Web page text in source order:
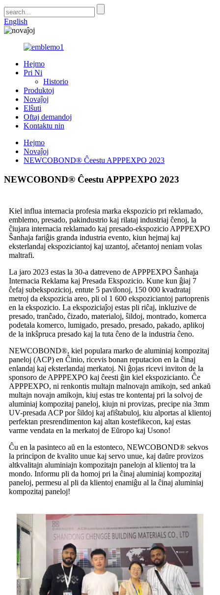
English
Hejmo
Pri Ni
Historio
Produktoj
Novaĵoj
Elŝuti
Oftaj demandoj
Kontaktu nin
Hejmo
Novaĵoj
NEWCOBOND® Ĉeestu APPPEXPO 2023
NEWCOBOND® Ĉeestu APPPEXPO 2023
Kiel influa internacia profesia marka ekspozicio pri reklamado,
emblemo, presado, pakindustrio kaj rilataj industriaj ĉenoj, la
ĉiujara internacia reklamado kaj presado-ekspozicio APPPEXPO
Ŝanhaja fariĝis granda industria evento, kiun hejmaj kaj
eksterlandaj ekspoziciantoj kaj uzantoj, aĉetantoj neniam volas
maltrafi.
La jaro 2023 estas la 30-a datreveno de APPPEXPO Ŝanhaja
Internacia Reklama kaj Presada Ekspozicio. Kune kun ĝiaj 7
ĉefaj subekspozicioj, entute 5 pavilonoj, 150 000 kvadrataj
metroj da ekspozicia areo, pli ol 1 600 ekspoziciantoj partoprenis
en la ekspozicio. La ekspoziciaĵoj estas pli riĉaj, inkluzive de
presado, tranĉado, ĉizado, materialoj, ŝildoj, montrado, komerca
podetala komerco, lumigado, presado, presado, pakado, aplikoj
de la inkŝpruca presado kaj la tuta ĉeno de la industria ĉeno.
NEWCOBOND®, kiel populara marko de aluminiaj kompozitaj
paneloj (ACP) en Ĉinio, ricevis bonan reputacion en la ĉinaj
enlandaj kaj eksterlandaj merkatoj. Ni ĝojas ricevi inviton de la
sponsoro de APPPEXPO kaj ĉeesti ĝin kiel ekspozicianto. Ĉe
APPPEXPO, ni renkontis multajn malnovajn amikojn, sed ankaŭ
multajn novajn amikojn, kiuj estas tre kontentaj pri la solvoj de
aluminiaj kompozitaj paneloj, kiujn ni provizas, precipe nia 3mm
UV-presada ACP por ŝildoj kaj afiŝtabuloj, kiu alportas al klientoj
perfektan presrendimenton kaj altan kostefikecon, kaj estas
varme vendata en la merkatoj de Eŭropo kaj Usono!
Ĉu en la pasinteco aŭ en la estonteco, NEWCOBOND® sekvos
la principon de kvalito unue kaj servo unue, kaj daŭre provizos
altkvalitajn aluminiajn kompozitajn panelojn al klientoj tra la
mondo. Informu pli da homoj pri la ĉinaj aluminiaj kompozitaj
paneloj, permesu al pli da klientoj enamiĝu al la ĉinaj aluminiaj
kompozitaj paneloj!